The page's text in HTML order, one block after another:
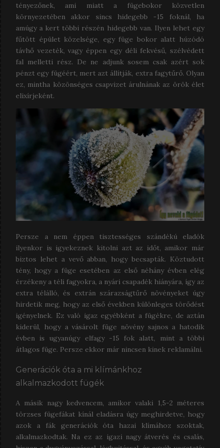
tényezőnek, ami miatt a fügebokor közvetlen
környezetében akkor sincs hidegebb -15 foknál, ha
amúgy a kert többi részén hidegebb van. Ilyen lehet egy
fűtött épület közelsége, egy füge bokor alatt húzódó
távhő vezeték, vagy éppen egy déli fekvésű, szélvédett
fal melletti rész. De ne adjunk sosem csak azért sok
pénzt egy fügéért, mert azt állítják, extra fagytűrő. Olyan
ez, mintha közönséges csapvizet árulnának az örök élet
elixírjeként.
Persze a nem éppen tisztességes szándékú eladók
ilyenkor is igyekeznek kitolni azt az időt, amikor már
biztos lehet a vevő abban, hogy becsapták. Köztudott
tény, hogy a füge esetében az első néhány évben elég
érzékeny a téli fagyokra, a nyári csapadék hiányára, így az
extra télálló, és extrán szárazságtűrő növényeket úgy
hirdetik meg, hogy az első években különleges törődést
igényelnek. Ez való igaz egyébként a fügékre, de aztán
kiderül, hogy a vásárolt füge növény sajnos a hatodik
évben is ugyanúgy elfagy -15 fok alatt, mint a többi
átlagos füge. Persze ekkor már nincsen kinek reklamálni.
Generációk óta a mi klímánkhoz
alkalmazkodott fügék
A másik nagy kedvencem, amikor valaki 1,5-2 méteres
törzses fügefákat kínál eladásra úgy meghirdetve, hogy
azok a fák generációk óta hazai klímához szoktak,
alkalmazkodtak. Na ez az igazi nagy átverés és csalás,